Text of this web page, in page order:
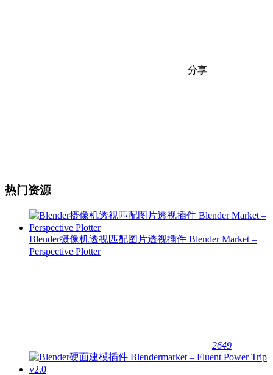
分享
热门资源
Blender摄像机透视匹配图片透视插件 Blender Market –
Perspective Plotter
2649